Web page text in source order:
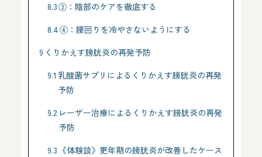
8.3③：陰部のケアを徹底する
8.4④：腰回りを冷やさないようにする
9 くりかえす膀胱炎の再発予防
9.1 乳酸菌サプリによるくりかえす膀胱炎の再発
予防
9.2 レーザー治療によるくりかえす膀胱炎の再発
予防
9.3 《体験談》更年期の膀胱炎が改善したケース